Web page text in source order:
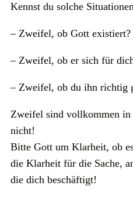
Kennst du solche
– Zweifel, ob Gott existiert?
– Zweifel, ob er sich für
– Zweifel, ob du ihn richtig
Zweifel sind vollkommen
nicht!
Bitte Gott um Klarheit, ob
die Klarheit für die Sache,
die dich beschäftigt!